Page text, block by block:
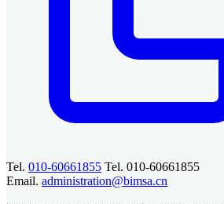
Tel. 010-60661855 Tel. 010-60661855
Email. administration@bimsa.cn